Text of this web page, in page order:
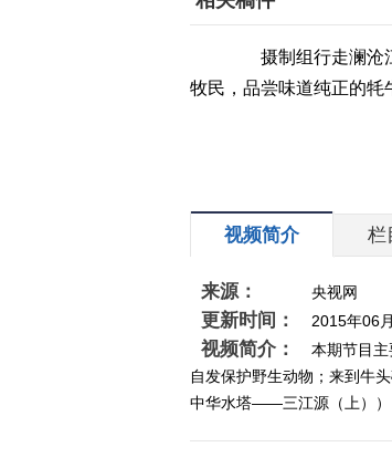
摄制组行走澜沧江
牧民，品尝味道纯正的牦
视频简介 栏
来源： 央视网
更新时间： 2015年06
视频简介：
本期节目
自发保护野生动物；来到牛
中华水塔——三江源（上））